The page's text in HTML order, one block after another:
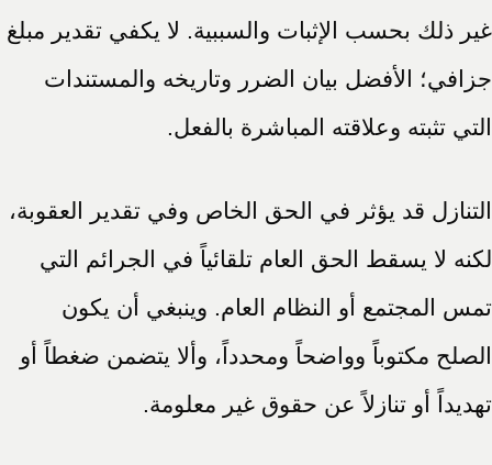
غير ذلك بحسب الإثبات والسببية. لا يكفي تقدير مبلغ
جزافي؛ الأفضل بيان الضرر وتاريخه والمستندات
التي تثبته وعلاقته المباشرة بالفعل.
التنازل قد يؤثر في الحق الخاص وفي تقدير العقوبة،
لكنه لا يسقط الحق العام تلقائياً في الجرائم التي
تمس المجتمع أو النظام العام. وينبغي أن يكون
الصلح مكتوباً وواضحاً ومحدداً، وألا يتضمن ضغطاً أو
تهديداً أو تنازلاً عن حقوق غير معلومة.